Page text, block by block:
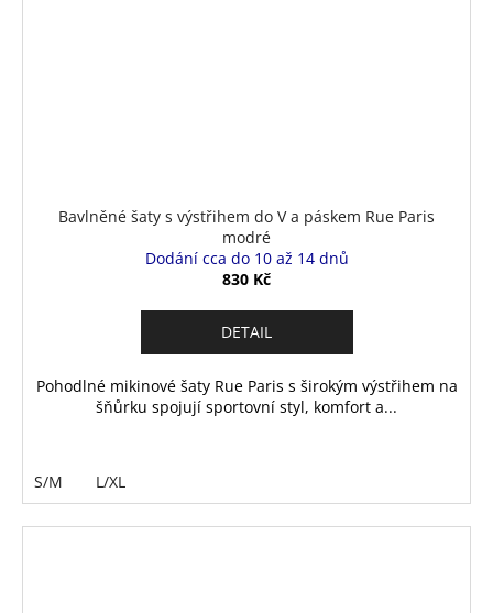
Bavlněné šaty s výstřihem do V a páskem Rue Paris
modré
Dodání cca do 10 až 14 dnů
830 Kč
DETAIL
Pohodlné mikinové šaty Rue Paris s širokým výstřihem na
šňůrku spojují sportovní styl, komfort a...
S/M L/XL